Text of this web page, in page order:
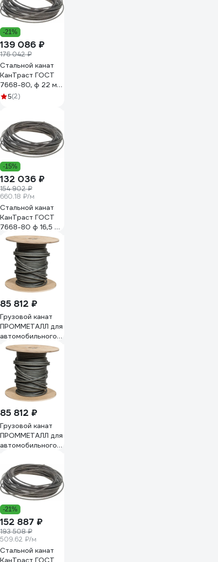
-21%
139 086 ₽
176 042 ₽
Стальной канат
КанТраст ГОСТ
7668-80, ф 22 мм,
200 м
5(2)
-15%
132 036 ₽
154 902 ₽
660.18 ₽/м
Стальной канат
КанТраст ГОСТ
7668-80 ф 16,5 мм
200 м, артикул
162007668
85 812 ₽
Грузовой канат
ПРОММЕТАЛЛ для
автомобильного
крана Ивановец
КС-45717 на 25 т,
6x19+1 о.с., 15 мм,
180 м
ТрКрИван251518017
85 812 ₽
Грузовой канат
ПРОММЕТАЛЛ для
автомобильного
КС-45717-1Р на 25
т, 6x19+1 о.с., 15
мм, 180 м
ТрКрИван251518017РК
-21%
152 887 ₽
193 508 ₽
509.62 ₽/м
Стальной канат
КанТраст ГОСТ